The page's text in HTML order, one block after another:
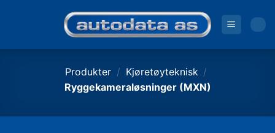
Produkter / Kjøretøyteknisk /
Ryggekameraløsninger (MXN)